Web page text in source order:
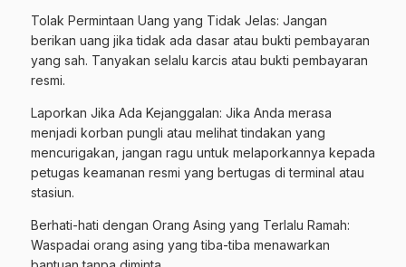
Tolak Permintaan Uang yang Tidak Jelas: Jangan
berikan uang jika tidak ada dasar atau bukti pembayaran
yang sah. Tanyakan selalu karcis atau bukti pembayaran
resmi.
Laporkan Jika Ada Kejanggalan: Jika Anda merasa
menjadi korban pungli atau melihat tindakan yang
mencurigakan, jangan ragu untuk melaporkannya kepada
petugas keamanan resmi yang bertugas di terminal atau
stasiun.
Berhati-hati dengan Orang Asing yang Terlalu Ramah:
Waspadai orang asing yang tiba-tiba menawarkan